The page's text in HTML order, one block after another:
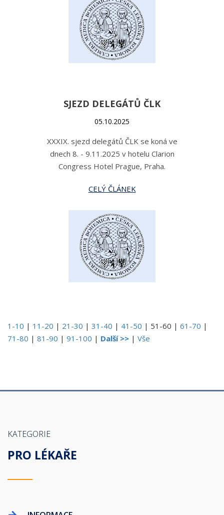
SJEZD DELEGÁTŮ ČLK
05.10.2025
XXXIX. sjezd delegátů ČLK se koná ve
dnech 8. - 9.11.2025 v hotelu Clarion
Congress Hotel Prague, Praha.
CELÝ ČLÁNEK
1-10 | 11-20 | 21-30 | 31-40 | 41-50 | 51-60 | 61-70 |
71-80 | 81-90 | 91-100 | Další >> | Vše
KATEGORIE
PRO LÉKAŘE